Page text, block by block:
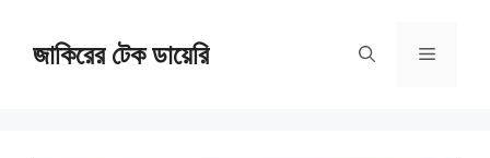
জাকিরের টেক ডায়েরি Menu